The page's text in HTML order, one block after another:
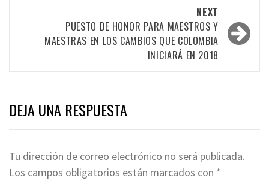
NEXT
PUESTO DE HONOR PARA MAESTROS Y
MAESTRAS EN LOS CAMBIOS QUE COLOMBIA
INICIARÁ EN 2018
DEJA UNA RESPUESTA
Tu dirección de correo electrónico no será publicada.
Los campos obligatorios están marcados con *